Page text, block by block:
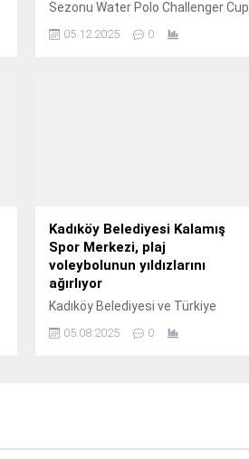
Sezonu Water Polo Challenger Cup
1.
05.12.2025 0
Kadıköy Belediyesi Kalamış
Spor Merkezi, plaj
voleybolunun yıldızlarını
ağırlıyor
Kadıköy Belediyesi ve Türkiye
düzenlenen Bioderma Pro Beach
05.08.2025 0